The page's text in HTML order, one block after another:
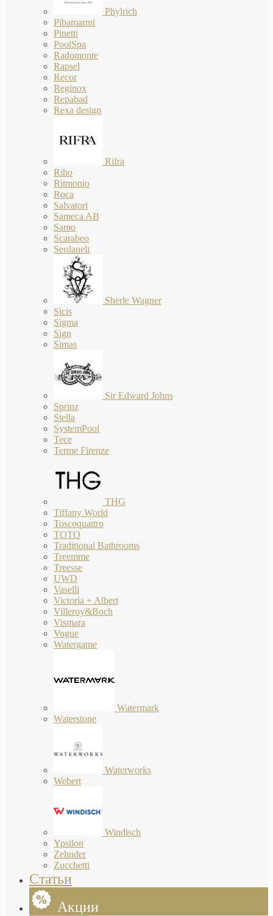
Phylrich
Pibamarmi
Pinetti
PoolSpa
Radomonte
Rapsel
Recor
Reginox
Repabad
Rexa design
Rifra
Riho
Ritmonio
Roca
Salvatori
Sameca AB
Samo
Scarabeo
Serdaneli
Sherle Wagner
Sicis
Sigma
Sign
Simas
Sir Edward Johns
Sprinz
Stella
SystemPool
Tece
Terme Firenze
THG
Tiffany World
Toscoquattro
TOTO
Traditional Bathrooms
Treemme
Treesse
UWD
Vaselli
Victoria + Albert
Villeroy&Boch
Vismara
Vogue
Watergame
Watermark
Waterstone
Waterworks
Webert
Windisch
Ypsilon
Zehnder
Zucchetti
Статьи
Акции